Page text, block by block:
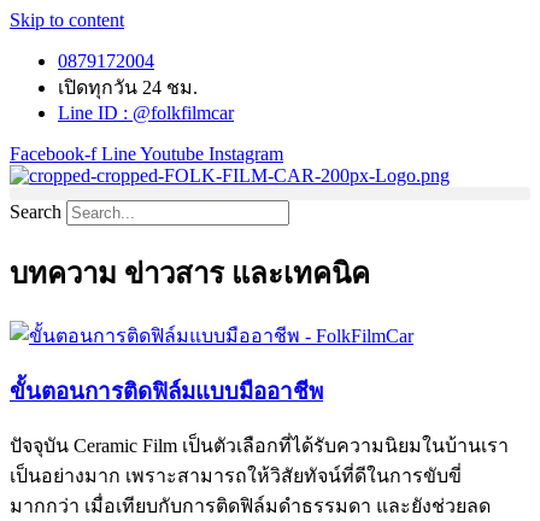
Skip to content
0879172004
เปิดทุกวัน 24 ชม.
Line ID : @folkfilmcar
Facebook-f LineYoutube Instagram
Search
บทความ ข่าวสาร และเทคนิค
ขั้นตอนการติดฟิล์มแบบมืออาชีพ
ปัจจุบัน Ceramic Film เป็นตัวเลือกที่ได้รับความนิยมในบ้านเรา
เป็นอย่างมาก เพราะสามารถให้วิสัยทัจน์ที่ดีในการขับขี่
มากกว่า เมื่อเทียบกับการติดฟิล์มดำธรรมดา และยังช่วยลด